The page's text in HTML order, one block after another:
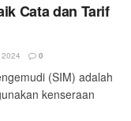
Cata dan Tarif
0
(SIM) adalah
kenseraan